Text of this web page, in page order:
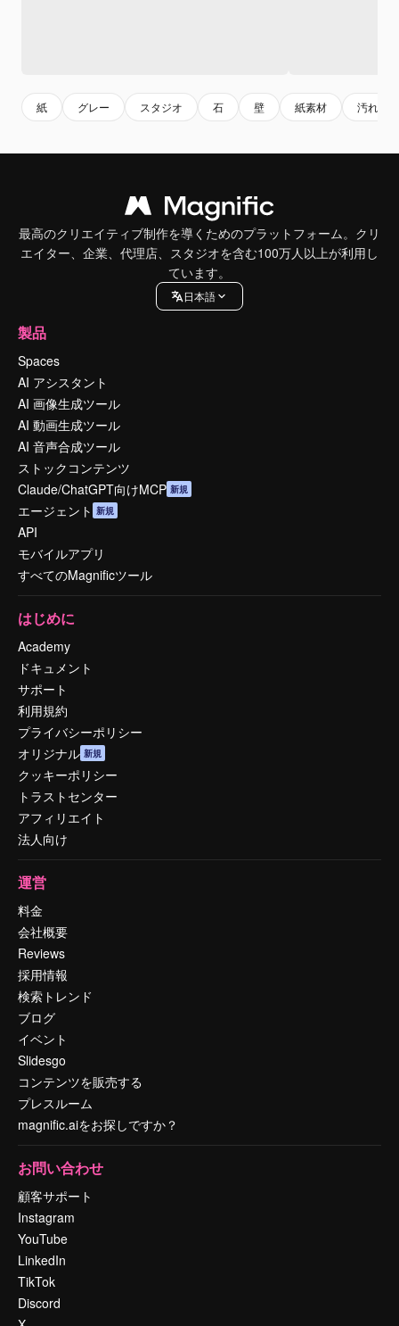
紙 グレー スタジオ 石 壁 紙素材 汚れ
最高のクリエイティブ制作を導くためのプラットフォーム。クリ
エイター、企業、代理店、スタジオを含む100万人以上が利用し
ています。
日本語
製品
Spaces
AI アシスタント
AI 画像生成ツール
AI 動画生成ツール
AI 音声合成ツール
ストックコンテンツ
Claude/ChatGPT向けMCP 新規
エージェント 新規
API
モバイルアプリ
すべてのMagnificツール
はじめに
Academy
ドキュメント
サポート
利用規約
プライバシーポリシー
オリジナル 新規
クッキーポリシー
トラストセンター
アフィリエイト
法人向け
運営
料金
会社概要
Reviews
採用情報
検索トレンド
ブログ
イベント
Slidesgo
コンテンツを販売する
プレスルーム
magnific.aiをお探しですか？
お問い合わせ
顧客サポート
Instagram
YouTube
LinkedIn
TikTok
Discord